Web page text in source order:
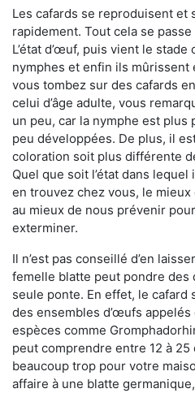
Les cafards se reproduisent et
rapidement. Tout cela se
L’état d’œuf, puis vient le
nymphes et enfin ils mûrissent
vous tombez sur des cafards
celui d’âge adulte, vous
un peu, car la nymphe est
peu développées. De plus, il
coloration soit plus différente
Quel que soit l’état dans
en trouvez chez vous, le mieux
au mieux de nous prévenir
exterminer.
Il n’est pas conseillé d’en
femelle blatte peut pondre des
seule ponte. En effet, le cafard
des ensembles d’œufs
espèces comme
peut comprendre entre 12 à
beaucoup trop pour votre
affaire à une blatte